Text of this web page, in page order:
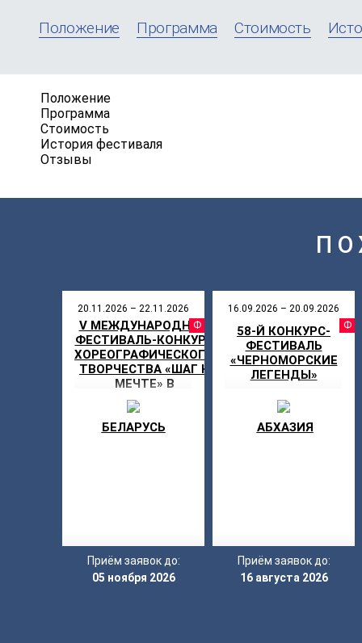
Положение Программа Стоимость
Положение
Программа
Стоимость
История фестиваля
Отзывы
20.11.2026 – 22.11.2026
V МЕЖДУНАРОДНЫЙ
ФЕСТИВАЛЬ-КОНКУРС
ХОРЕОГРАФИЧЕСКОГО
ТВОРЧЕСТВА «ШАГ К
МЕЧТЕ» В
РЕСПУБЛИКЕ
БЕЛАРУСЬ
БЕЛАРУСЬ
Приём заявок до:
05 ноября 2026
16.09.2026 – 20.09.2026
58-Й КОНКУРС-
ФЕСТИВАЛЬ
«ЧЕРНОМОРСКИЕ
ЛЕГЕНДЫ»
АБХАЗИЯ
Приём заявок до:
16 августа 2026